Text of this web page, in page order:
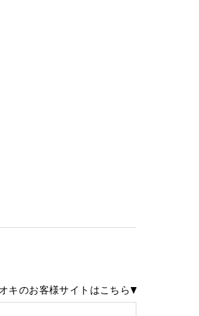
キのお客様サイトはこちら